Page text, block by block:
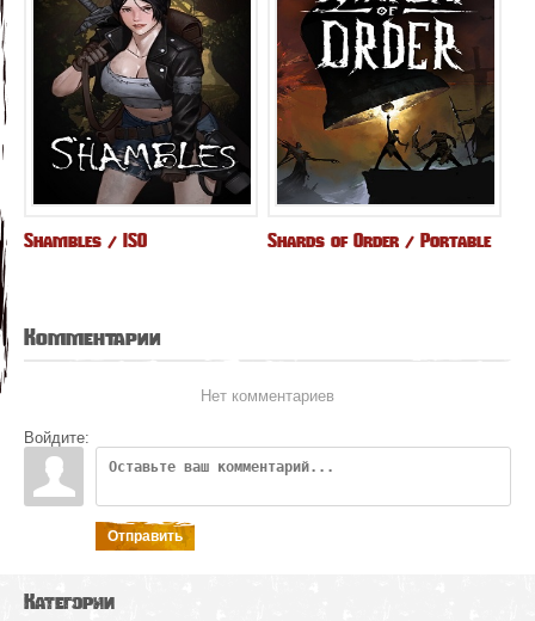
Shambles / ISO Shards of Order / Portable
Комментарии
Нет комментариев
Войдите:
Отправить
Категории